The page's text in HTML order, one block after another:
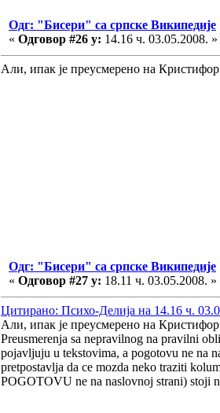
Одг: "Бисери" са српске Википедије
« Одговор #26 у: 14.16 ч. 03.05.2008. »
Али, ипак је преусмерено на
Одг: "Бисери" са српске Википедије
« Одговор #27 у: 18.11 ч. 03.05.2008. »
Цитирано: Психо-Делија на 14.16 ч.
Али, ипак је преусмерено на
Preusmerenja sa nepravilnog na pravilni
pojavljuju u tekstovima, a pogotovu ne na
pretpostavlja da ce mozda neko traziti
POGOTOVU ne na naslovnoj strani) stoji